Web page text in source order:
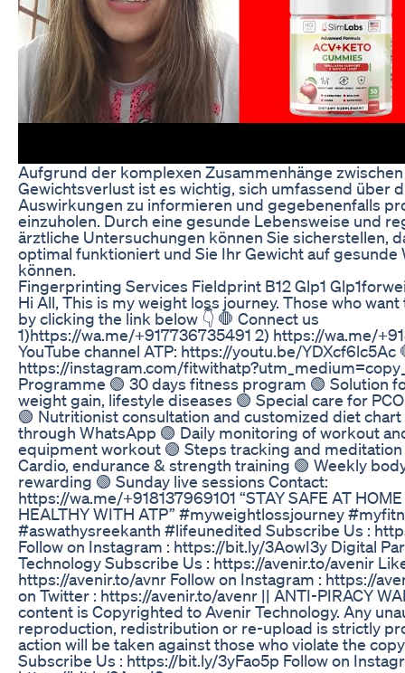
Aufgrund der komplexen Zusammenhänge
Gewichtsverlust ist es wichtig, sich umfassend über
Auswirkungen zu informieren und gegebenenfalls
einzuholen. Durch eine gesunde Lebensweise und
ärztliche Untersuchungen können Sie sicherstellen,
optimal funktioniert und Sie Ihr Gewicht auf gesunde
können.
Fingerprinting Services Fieldprint B12 Glp1
Hi All, This is my weight loss journey. Those who
by clicking the link below 👇 🛑 Connect us
1)https://wa.me/+917736735491 2) https://wa.me/
YouTube channel ATP: https://youtu.be/YDXcf6lc5Ac
https://instagram.com/
Programme 🟢 30 days fitness program 🟢 Solution
weight gain, lifestyle diseases 🟢 Special care for
🟢 Nutritionist consultation and customized diet
through WhatsApp 🟢 Daily monitoring of workout
equipment workout 🟢 Steps tracking and
Cardio, endurance & strength training 🟢 Weekly
rewarding 🟢 Sunday live sessions Contact:
https://wa.me/+918137969101 “STAY SAFE AT
HEALTHY WITH ATP” #myweightlossjourney
#aswathysreekanth #lifeunedited Subscribe Us :
Follow on Instagram : https://bit.ly/3AowI3y Digital
Technology Subscribe Us : https://avenir.to/avenir
https://avenir.to/avnr Follow on Instagram : https://
on Twitter : https://avenir.to/avenr || ANTI-PIRACY
content is Copyrighted to Avenir Technology. Any
reproduction, redistribution or re-upload is strictly
action will be taken against those who violate the
Subscribe Us : https://bit.ly/3yFao5p Follow on